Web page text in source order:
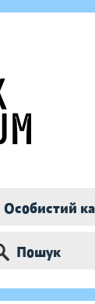
Особистий
Пошук